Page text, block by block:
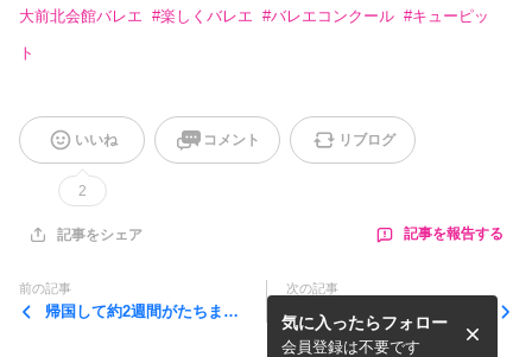
大前北会館バレエ #楽しくバレエ #バレエコンクール #キューピッ
ト
いいね
2
コメント リブログ
記事をシェア 記事を報告する
前の記事
帰国して約2週間がたちまし
次の記事
先日休日でしたが、レッスン
しました
気に入ったらフォロー
会員登録は不要です